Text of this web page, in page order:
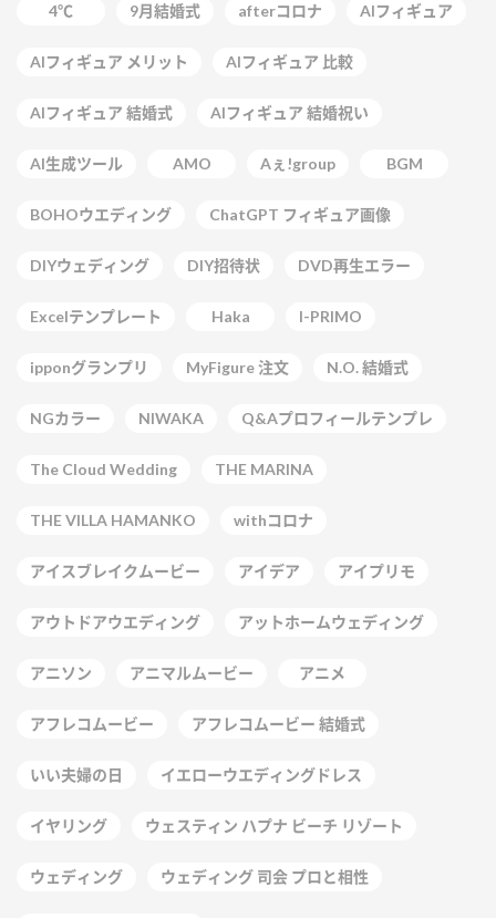
4℃ 9月結婚式 afterコロナ AIフィギュア
AIフィギュア メリット AIフィギュア 比較
AIフィギュア 結婚式 AIフィギュア 結婚祝い
AI生成ツール AMO Aぇ!group BGM
BOHOウエディング ChatGPT フィギュア画像
DIYウェディング DIY招待状 DVD再生エラー
Excelテンプレート Haka I-PRIMO
ipponグランプリ MyFigure 注文 N.O. 結婚式
NGカラー NIWAKA Q&Aプロフィールテンプレ
The Cloud Wedding THE MARINA
THE VILLA HAMANKO withコロナ
アイスブレイクムービー アイデア アイプリモ
アウトドアウエディング アットホームウェディング
アニソン アニマルムービー アニメ
アフレコムービー アフレコムービー 結婚式
いい夫婦の日 イエローウエディングドレス
イヤリング ウェスティン ハプナ ビーチ リゾート
ウェディング ウェディング 司会 プロと相性